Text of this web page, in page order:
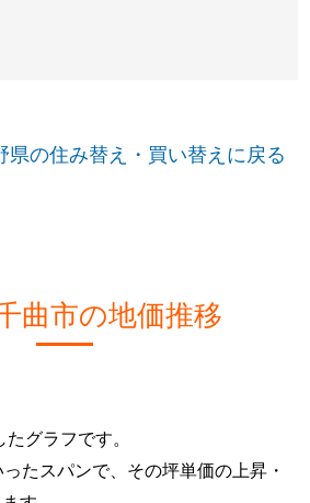
県の住み替え・買い替えに戻る
曲市の地価推移
グラフです。
たスパンで、その坪単価の上昇・